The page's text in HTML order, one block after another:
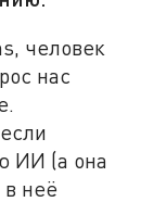
человек
нас
ИИ (а она
неё